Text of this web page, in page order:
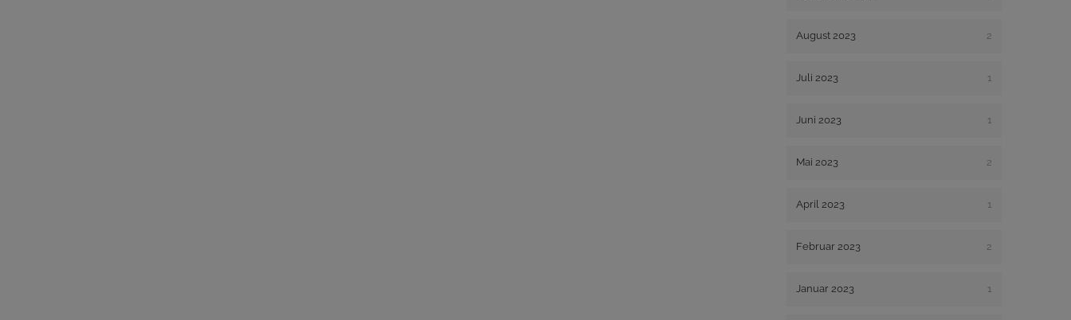
August 2023 2
Juli 2023 1
Juni 2023 1
Mai 2023 2
April 2023 1
Februar 2023 2
Januar 2023 1